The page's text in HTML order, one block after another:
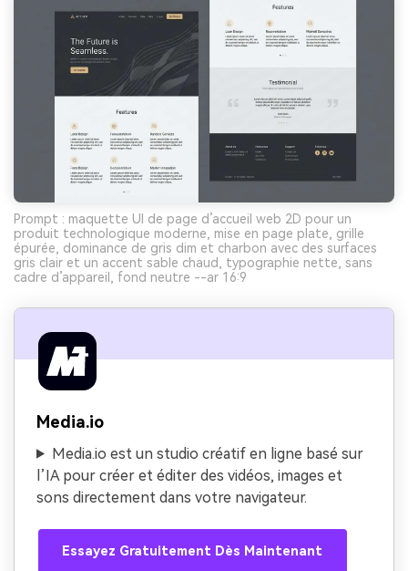
Prompt : maquette UI de page d’accueil web 2D pour un
produit technologique moderne, mise en page plate, grille
épurée, dominance de gris dim et charbon avec des surfaces
gris clair et un accent sable chaud, typographie nette, sans
cadre d’appareil, fond neutre --ar 16:9
Media.io
Media.io est un studio créatif en ligne basé sur
l’IA pour créer et éditer des vidéos, images et
sons directement dans votre navigateur.
Essayez Gratuitement Dès Maintenant